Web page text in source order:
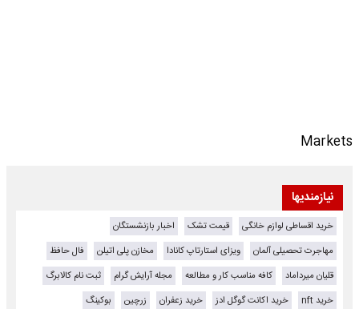
Markets
نیازمندیها
خرید اقساطی لوازم خانگی قیمت تشک
اخبار بازنشستگان
مهاجرت تحصیلی آلمان
ویزای استارتاپ کانادا مخازن پلی اتیلن
فال حافظ
قلیان میرداماد
کافه مناسب کار و مطالعه مجله آرایش گرام
ثبت نام کالابرگ
خرید nft
خرید اکانت گوگل ادز خرید زعفران زرچین
بوکینگ